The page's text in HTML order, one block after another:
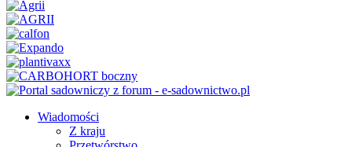
Wiadomości
Z kraju